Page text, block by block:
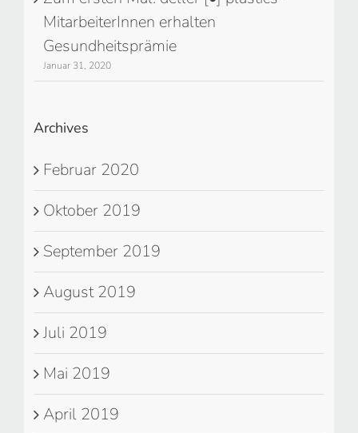
MitarbeiterInnen erhalten
Gesundheitsprämie
Januar 31, 2020
Archives
Februar 2020
Oktober 2019
September 2019
August 2019
Juli 2019
Mai 2019
April 2019